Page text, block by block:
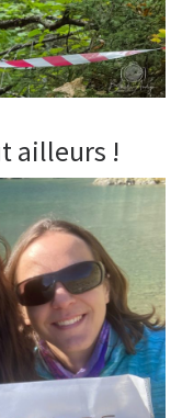
ailleurs !